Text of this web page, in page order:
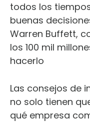
todos los
buenas
Warren Buffett,
los 100 mil
hacerlo
Las consejos de
no solo tienen
qué empresa